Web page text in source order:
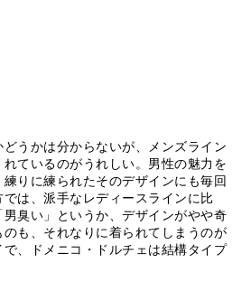
うかは分からないが、メンズライン
ているのがうれしい。男性の魅力を
りに練られたそのデザインにも毎回
は、派手なレディースラインに比
臭い」というか、デザインがやや奇
も、それなりに着られてしまうのが
、ドメニコ・ドルチェは結構タイプ